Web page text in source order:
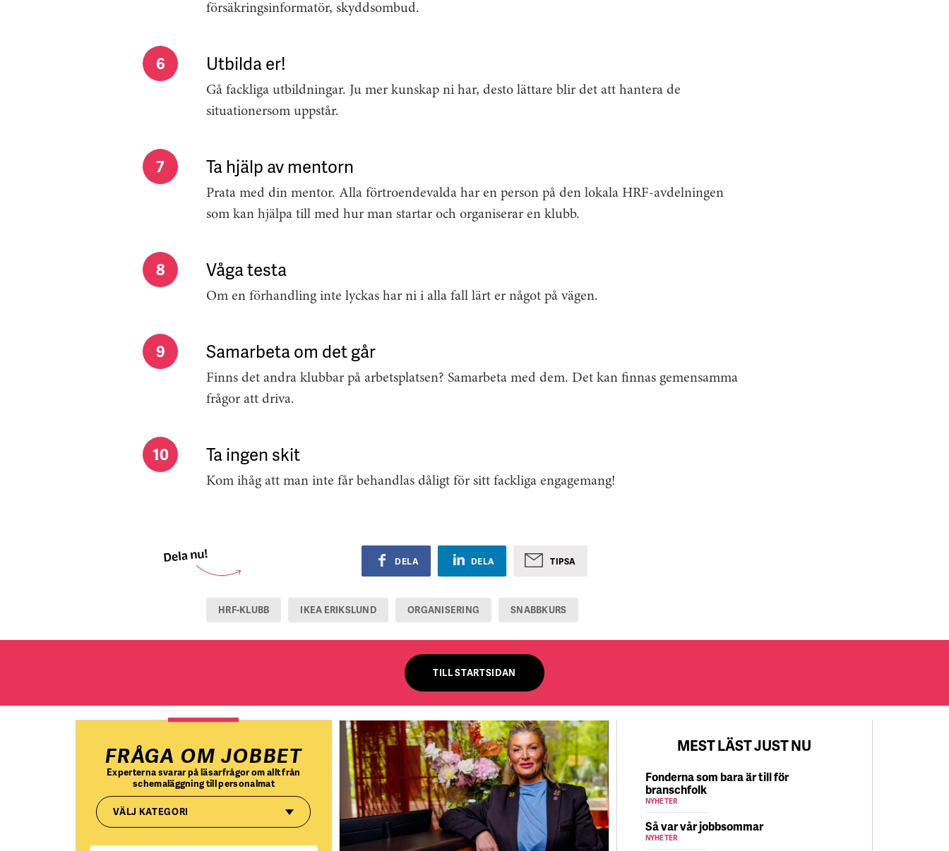
försäkringsinformatör, skyddsombud.
6 Utbilda er!
Gå fackliga utbildningar. Ju mer kunskap ni har, desto lättare blir det att hantera de
situationersom uppstår.
7 Ta hjälp av mentorn
Prata med din mentor. Alla förtroendevalda har en person på den lokala HRF-avdelningen
som kan hjälpa till med hur man startar och organiserar en klubb.
8 Våga testa
Om en förhandling inte lyckas har ni i alla fall lärt er något på vägen.
9 Samarbeta om det går
Finns det andra klubbar på arbetsplatsen? Sam­arbeta med dem. Det kan finnas gemensamma
frågor att driva.
10 Ta ingen skit
Kom ihåg att man inte får behandlas dåligt för sitt fackliga engagemang!
DELA DELA TIPSA
HRF-KLUBB IKEA ERIKSLUND ORGANISERING SNABBKURS
TILL STARTSIDAN
FRÅGA OM JOBBET
Experterna svarar på läsarfrågor om allt från
schemaläggning till personalmat
VÄLJ KATEGORI
MEST LÄST JUST NU
Fonderna som bara är till för
branschfolk
NYHETER
Så var vår jobbsommar
NYHETER